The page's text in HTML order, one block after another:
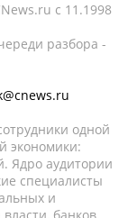
c 11.1998
разбора -
одной
экономики:
Ядро аудитории
специалисты
и